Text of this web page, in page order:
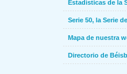
Estadísticas de la
Serie 50, la Serie
Mapa de nuestra
Directorio de